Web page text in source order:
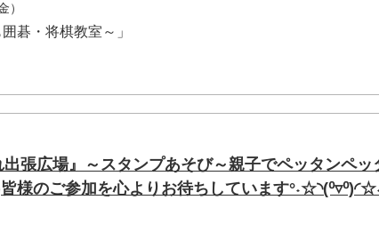
）
碁・将棋教室～」
張広場』～スタンプあそび～親子でペッタンペッ
様のご参加を心よりお待ちしています